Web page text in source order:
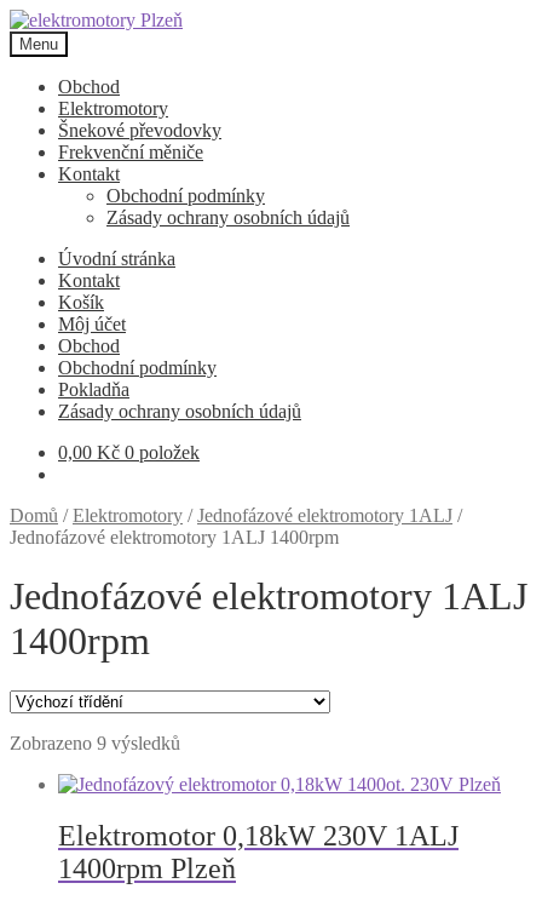
Přeskočit
na
navigaci
Přejít
k
obsahu
webu
Menu
Obchod
Elektromotory
Šnekové převodovky
Frekvenční měniče
Kontakt
Obchodní podmínky
Zásady ochrany osobních údajů
Úvodní stránka
Kontakt
Košík
Môj účet
Obchod
Obchodní podmínky
Pokladňa
Zásady ochrany osobních údajů
0,00 Kč 0 položek
Domů /Elektromotory /Jednofázové elektromotory 1ALJ /
Jednofázové elektromotory 1ALJ 1400rpm
Jednofázové elektromotory 1ALJ
1400rpm
Zobrazeno 9 výsledků
Elektromotor 0,18kW 230V 1ALJ
1400rpm Plzeň